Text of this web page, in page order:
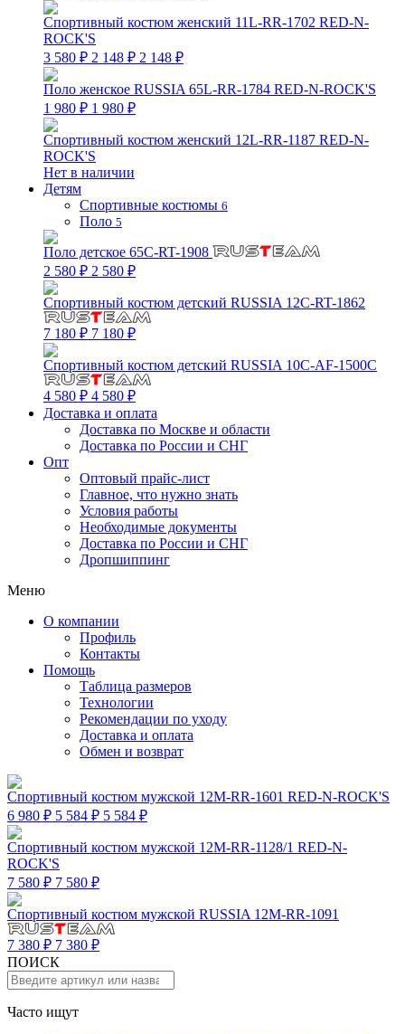
Спортивный костюм женский 11L-RR-1702 RED-N-
ROCK'S
3 580 ₽ 2 148 ₽ 2 148 ₽
Поло женское RUSSIA 65L-RR-1784 RED-N-ROCK'S
1 980 ₽ 1 980 ₽
Спортивный костюм женский 12L-RR-1187 RED-N-
ROCK'S
Нет в наличии
Детям
Спортивные костюмы 6
Поло 5
Поло детское 65C-RT-1908
2 580 ₽ 2 580 ₽
Спортивный костюм детский RUSSIA 12C-RT-1862
7 180 ₽ 7 180 ₽
Спортивный костюм детский RUSSIA 10C-AF-1500C
4 580 ₽ 4 580 ₽
Доставка и оплата
Доставка по Москве и области
Доставка по России и СНГ
Опт
Оптовый прайс-лист
Главное, что нужно знать
Условия работы
Необходимые документы
Доставка по России и СНГ
Дропшиппинг
Меню
О компании
Профиль
Контакты
Помощь
Таблица размеров
Технологии
Рекомендации по уходу
Доставка и оплата
Обмен и возврат
Спортивный костюм мужской 12M-RR-1601 RED-N-ROCK'S
6 980 ₽ 5 584 ₽ 5 584 ₽
Спортивный костюм мужской 12M-RR-1128/1 RED-N-
ROCK'S
7 580 ₽ 7 580 ₽
Спортивный костюм мужской RUSSIA 12M-RR-1091
7 380 ₽ 7 380 ₽
ПОИСК
Часто ищут